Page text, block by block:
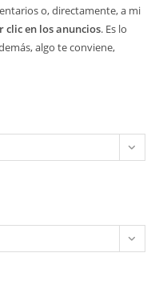
o, directamente, a mi
clic en los anuncios. Es lo
algo te conviene,